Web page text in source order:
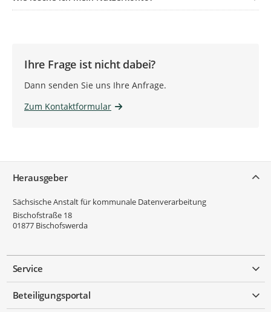
Ihre Frage ist nicht dabei?
Dann senden Sie uns Ihre Anfrage.
Zum Kontaktformular
Herausgeber
Sächsische Anstalt für kommunale Datenverarbeitung
Bischofstraße 18
01877 Bischofswerda
Service
Beteiligungsportal